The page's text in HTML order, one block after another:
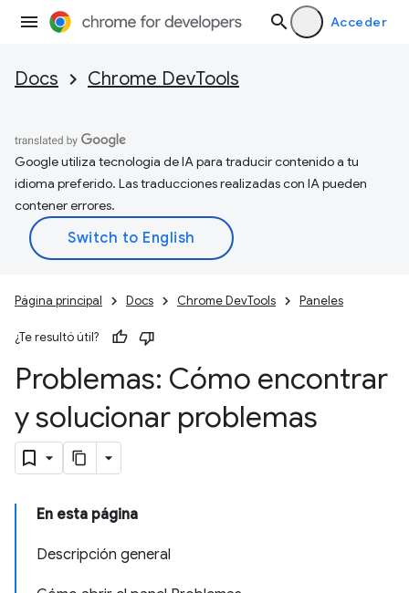
Acceder
Docs Chrome DevTools
Google utiliza tecnología de IA para traducir contenido a tu
idioma preferido. Las traducciones realizadas con IA pueden
contener errores.
Página principal Docs Chrome DevTools Paneles
¿Te resultó útil?
Problemas: Cómo encontrar
y solucionar problemas
En esta página
Descripción general